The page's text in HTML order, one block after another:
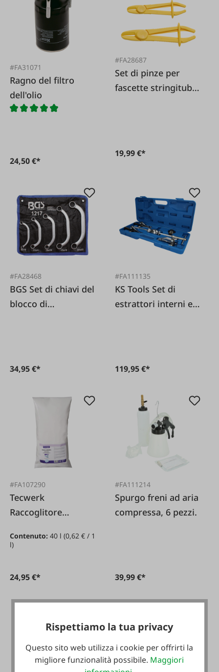
#FA31071
Ragno del filtro
dell'olio
24,50 €*
#FA28687
Set di pinze per
fascette stringitubo
19,99 €*
#FA28468
BGS Set di chiavi del
blocco di
34,95 €*
#FA111135
KS Tools Set di
estrattori interni ed
119,95 €*
#FA107290
Tecwerk
Raccoglitore
Contenuto: 40 l (0,62 € / 1
l)
24,95 €*
#FA111214
Spurgo freni ad aria
compressa, 6 pezzi.
39,99 €*
Rispettiamo la tua privacy
Questo sito web utilizza i cookie per offrirti la
migliore funzionalità possibile. Maggiori